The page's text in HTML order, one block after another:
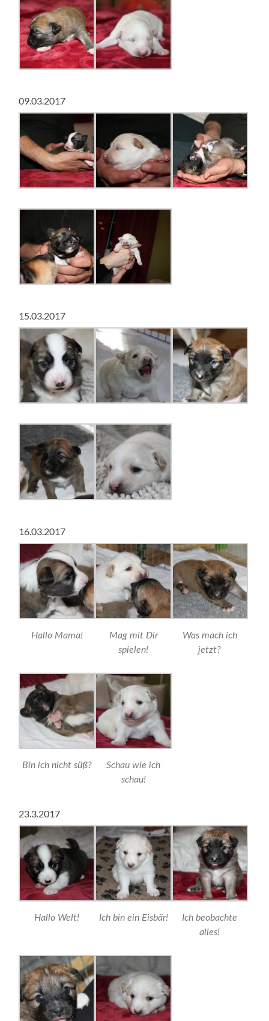
09.03.2017
15.03.2017
16.03.2017
Hallo Mama!
Mag mit Dir
spielen!
Was mach ich
jetzt?
Bin ich nicht süß?
Schau wie ich
schau!
23.3.2017
Hallo Welt! Ich bin ein Eisbär!
Ich beobachte
alles!